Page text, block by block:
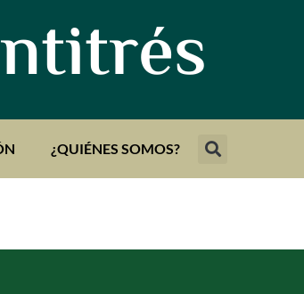
¿QUIÉNES SOMOS?